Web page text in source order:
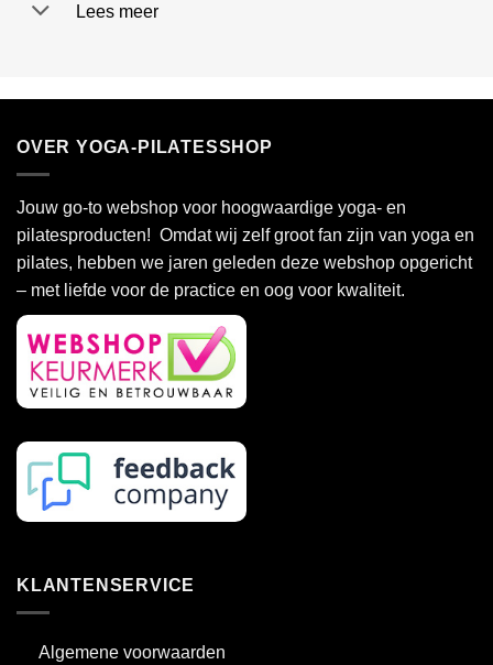
Lees meer
OVER YOGA-PILATESSHOP
Jouw go-to webshop voor hoogwaardige yoga- en
pilatesproducten! Omdat wij zelf groot fan zijn van yoga en
pilates, hebben we jaren geleden deze webshop opgericht
– met liefde voor de practice en oog voor kwaliteit.
KLANTENSERVICE
Algemene voorwaarden